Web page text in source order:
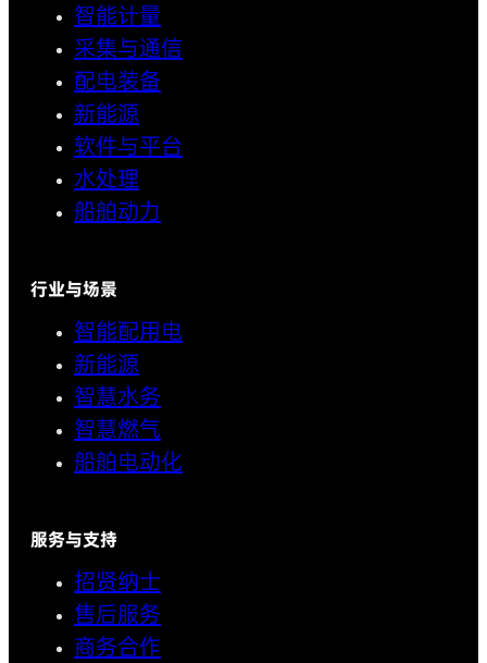
智能计量
采集与通信
配电装备
新能源
软件与平台
水处理
船舶动力
行业与场景
智能配用电
新能源
智慧水务
智慧燃气
船舶电动化
服务与支持
招贤纳士
售后服务
商务合作